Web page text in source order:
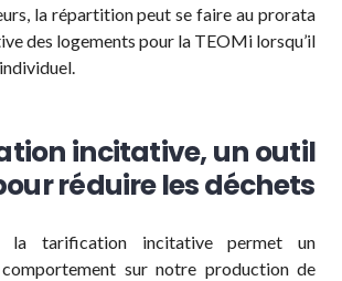
la répartition peut se faire au prorata
des logements pour la TEOMi lorsqu’il
individuel.
incitative, un outil
réduire les déchets
la tarification incitative permet un
sur notre production de